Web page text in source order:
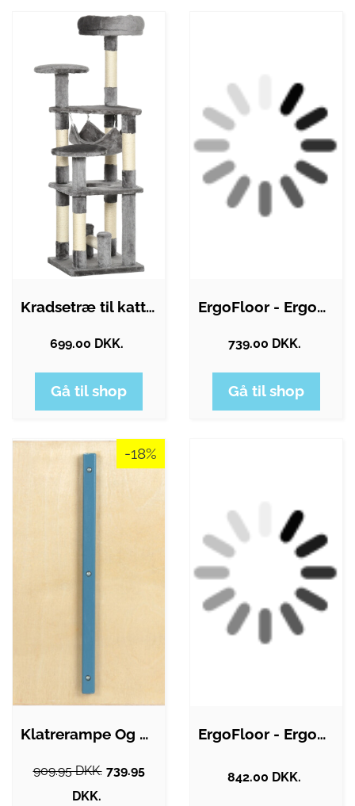
Kradsetræ til katte, legetårn til katte,…
699.00 DKK.
Gå til shop
ErgoFloor - ErgoPlay Impact Gummifliser…
739.00 DKK.
Gå til shop
-18%
Klatrerampe Og Glidebræt Til Børn -…
909.95 DKK. 739.95
DKK.
ErgoFloor - ErgoPlay Impact Gummifliser…
842.00 DKK.